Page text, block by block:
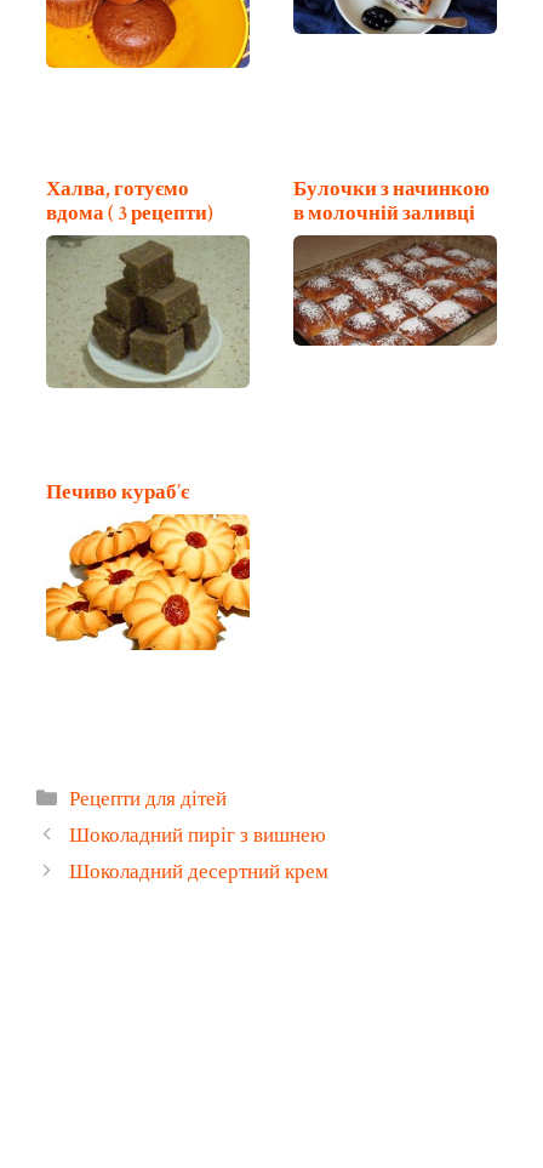
Халва, готуємо
вдома ( 3 рецепти)
Булочки з начинкою
в молочній заливці
Печиво кураб’є
Категорії
Рецепти для дітей
Шоколадний пиріг з вишнею
Шоколадний десертний крем